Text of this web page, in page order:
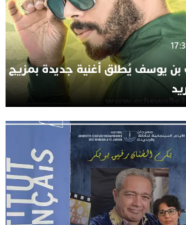
يوسف يُطلق أغنية جديدة بمزيج